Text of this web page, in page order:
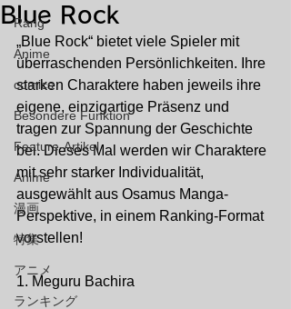
Rang
Anime
comics
Besondere Funktion
Feature-Artikel
Anime
漫画
特集
アニメ
ランキング
Blue Rock
„Blue Rock“ bietet viele Spieler mit
überraschenden Persönlichkeiten. Ihre
starken Charaktere haben jeweils ihre
eigene, einzigartige Präsenz und
tragen zur Spannung der Geschichte
bei. Dieses Mal werden wir Charaktere
mit sehr starker Individualität,
ausgewählt aus Osamus Manga-
Perspektive, in einem Ranking-Format
vorstellen!
1. Meguru Bachira